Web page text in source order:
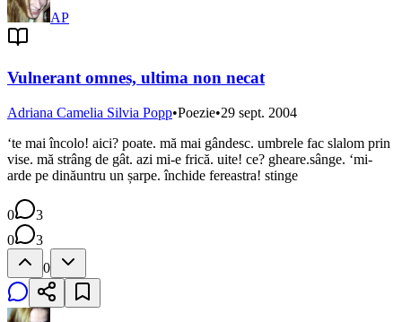
AP
Vulnerant omnes, ultima non necat
Adriana Camelia Silvia Popp•Poezie•29 sept. 2004
‘te mai încolo! aici? poate. mă mai gândesc. umbrele fac slalom prin
vise. mă strâng de gât. azi mi-e frică. uite! ce? gheare.sânge. ‘mi-
arde pe dinăuntru un șarpe. închide fereastra! stinge
0
3
0
3
0